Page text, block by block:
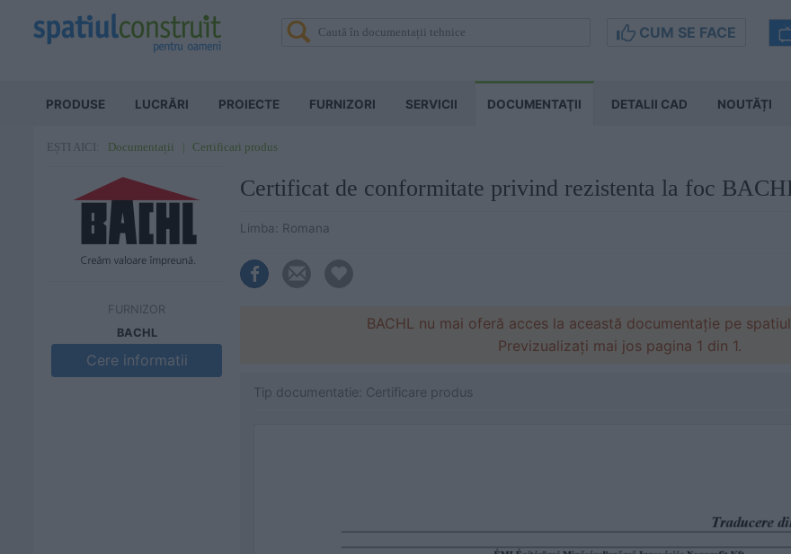
CUM SE FACE
PRODUSE LUCRĂRI PROIECTE FURNIZORI SERVICII DOCUMENTAŢII DETALII CAD NOUTĂȚI
EȘTI AICI: Documentații Certificari produs
FURNIZOR
BACHL
Cere informatii
Certificat de conformitate privind rezistenta la foc
Limba: Romana
BACHL nu mai oferă acces la această documentație pe
Previzualizați mai jos pagina 1 din 1.
Tip documentatie: Certificare produs